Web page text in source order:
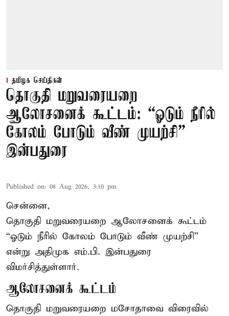
தமிழக செய்திகள்
தொகுதி மறுவரையறை
ஆலோசனைக் கூட்டம்: “ஓடும் நீரில்
கோலம் போடும் வீண் முயற்சி” –
இன்பதுரை
Published on: 08 Aug 2026, 3:10 pm
சென்னை,
தொகுதி மறுவரையறை ஆலோசனைக் கூட்டம்
“ஓடும் நீரில் கோலம் போடும் வீண் முயற்சி”
என்று அதிமுக எம்.பி. இன்பதுரை
விமர்சித்துள்ளார்.
ஆலோசனைக் கூட்டம்
தொகுதி மறுவரையறை மசோதாவை விரைவில்